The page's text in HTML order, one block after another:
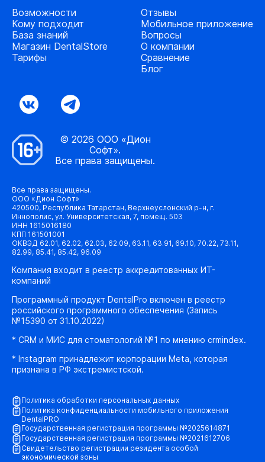
Возможности
Кому подходит
База знаний
Магазин DentalStore
Тарифы
Отзывы
Мобильное приложение
Вопросы
О компании
Сравнение
Блог
© 2026 ООО «Дион
Софт».
Все права защищены.
Все права защищены.
ООО «Дион Софт»
420500, Республика Татарстан, Верхнеуслонский р-н, г.
Иннополис, ул. Университетская, 7, помещ. 503
ИНН 1615016180
КПП 161501001
ОКВЭД 62.01, 62.02, 62.03, 62.09, 63.11, 63.91, 69.10, 70.22, 73.11,
82.99, 85.41, 85.42, 96.09
Компания входит в реестр аккредитованных ИТ-
компаний
Программный продукт DentalPro включен в реестр
российского программного обеспечения (Запись
№15390 от 31.10.2022)
* CRM и МИС для стоматологий №1 по мнению crmindex.
* Instagram принадлежит корпорации Meta, которая
признана в РФ экстремистской.
Политика обработки персональных данных
Политика конфиденциальности мобильного приложения
DentalPRO
Государственная регистрация программы №2025614871
Государственная регистрация программы №2021612706
Свидетельство регистрации резидента особой
экономической зоны